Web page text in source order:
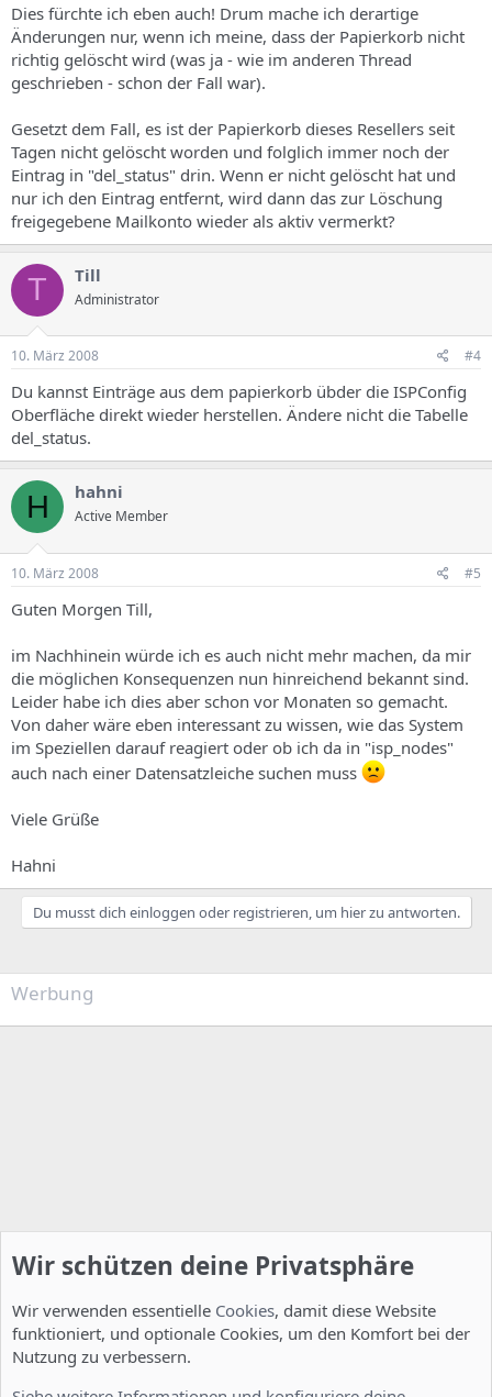
Dies fürchte ich eben auch! Drum mache ich derartige
Änderungen nur, wenn ich meine, dass der Papierkorb nicht
richtig gelöscht wird (was ja - wie im anderen Thread
geschrieben - schon der Fall war).
Gesetzt dem Fall, es ist der Papierkorb dieses Resellers seit
Tagen nicht gelöscht worden und folglich immer noch der
Eintrag in "del_status" drin. Wenn er nicht gelöscht hat und
nur ich den Eintrag entfernt, wird dann das zur Löschung
freigegebene Mailkonto wieder als aktiv vermerkt?
T Till
Administrator
10. März 2008 #4
Du kannst Einträge aus dem papierkorb übder die ISPConfig
Oberfläche direkt wieder herstellen. Ändere nicht die Tabelle
del_status.
H hahni
Active Member
10. März 2008 #5
Guten Morgen Till,
im Nachhinein würde ich es auch nicht mehr machen, da mir
die möglichen Konsequenzen nun hinreichend bekannt sind.
Leider habe ich dies aber schon vor Monaten so gemacht.
Von daher wäre eben interessant zu wissen, wie das System
im Speziellen darauf reagiert oder ob ich da in "isp_nodes"
auch nach einer Datensatzleiche suchen muss
Viele Grüße
Hahni
Du musst dich einloggen oder registrieren, um hier zu antworten.
Werbung
Wir schützen deine Privatsphäre
Wir verwenden essentielle Cookies, damit diese Website
funktioniert, und optionale Cookies, um den Komfort bei der
Nutzung zu verbessern.